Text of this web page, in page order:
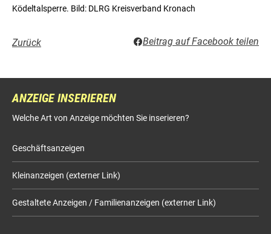
Ködeltalsperre. Bild: DLRG Kreisverband Kronach
Zurück Beitrag auf Facebook teilen
ANZEIGE INSERIEREN
Welche Art von Anzeige möchten Sie inserieren?
Geschäftsanzeigen
Kleinanzeigen (externer Link)
Gestaltete Anzeigen / Familienanzeigen (externer Link)